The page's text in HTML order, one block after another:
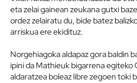
eta zelai gainean zeukana gutxi
ordez zelairatu du, bide batez
arriskua ere ekidituz.
Norgehiagoka aldapaz gora baldin
ipini da Mathieuk bigarrena egiteko
aldaratzea boleaz libre zegoen toki